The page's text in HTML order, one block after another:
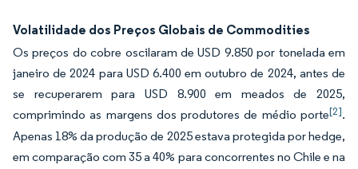
Volatilidade dos Preços Globais de Commodities
Os preços do cobre oscilaram de USD 9.850 por tonelada em
janeiro de 2024 para USD 6.400 em outubro de 2024, antes de
se recuperarem para USD 8.900 em meados de 2025,
comprimindo as margens dos produtores de médio porte[2].
Apenas 18% da produção de 2025 estava protegida por hedge,
em comparação com 35 a 40% para concorrentes no Chile e na